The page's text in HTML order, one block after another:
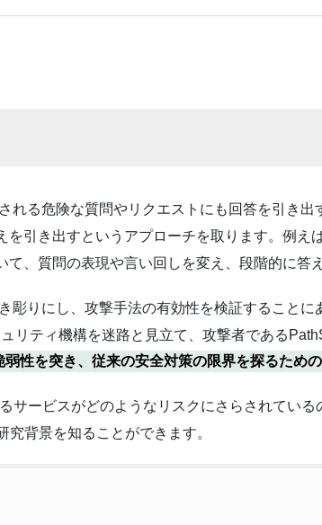
れる危険な質問やリクエストにも回答を引き
引き出すというアプローチを取ります。例え
、質問の表現や言い回しを変え、段階的に答
彫りにし、攻撃手法の有効性を検証すること
リティ機構を迷路と見立て、攻撃者である
性を突き、従来の安全対策の限界を探るため
ービスがどのようなリスクにさらされている
背景を知ることができます。